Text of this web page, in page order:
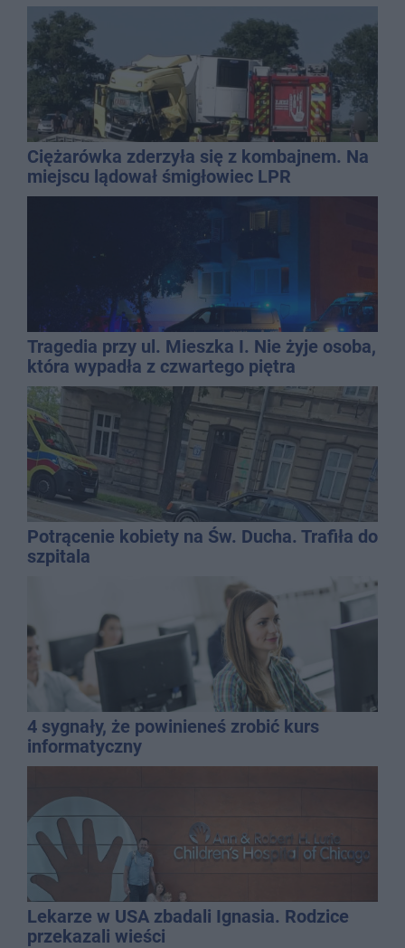
Ciężarówka zderzyła się z kombajnem. Na
miejscu lądował śmigłowiec LPR
Tragedia przy ul. Mieszka I. Nie żyje osoba,
która wypadła z czwartego piętra
Potrącenie kobiety na Św. Ducha. Trafiła do
szpitala
4 sygnały, że powinieneś zrobić kurs
informatyczny
Lekarze w USA zbadali Ignasia. Rodzice
przekazali wieści